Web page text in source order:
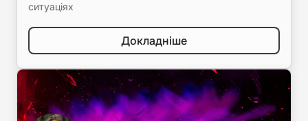
ситуаціях
Докладніше